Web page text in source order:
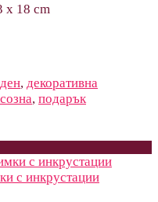
x 18 сm
, декоративна
, подарък
с инкрустации